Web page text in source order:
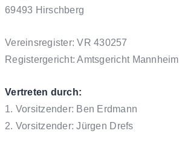
69493 Hirschberg
Vereinsregister: VR 430257
Registergericht: Amtsgericht Mannheim
Vertreten durch:
1. Vorsitzender: Ben Erdmann
2. Vorsitzender: Jürgen Drefs